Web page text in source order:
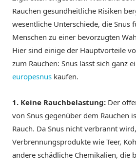
Rauchen gesundheitliche Risiken
wesentliche Unterschiede, die Snus
Menschen zu einer bevorzugten
Hier sind einige der Hauptvorteile
zum Rauchen: Snus lässt sich ganz
europesnus kaufen.
1. Keine Rauchbelastung: Der
von Snus gegenüber dem Rauchen
Rauch. Da Snus nicht verbrannt
Verbrennungsprodukte wie Teer,
andere schädliche Chemikalien, die